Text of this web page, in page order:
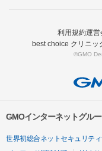
利用規約運営
best choice クリニッ
©GMO
GMOインターネットグル
世界初総合ネットセキュリテ